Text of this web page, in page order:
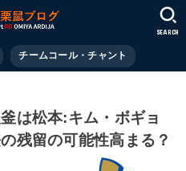
チームコール・チャント
SEARCH
は松本:キム・ボギョ
残留の可能性高まる？